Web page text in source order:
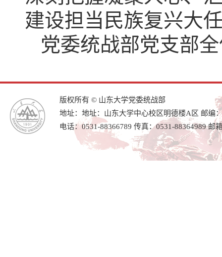
建设担当民族复兴大
党委统战部党支部
版权所有 © 山东大学党委统战部
地址：地址：山东大学中心校区明德楼A区 邮编
电话：0531-88366789 传真：0531-88364989 邮